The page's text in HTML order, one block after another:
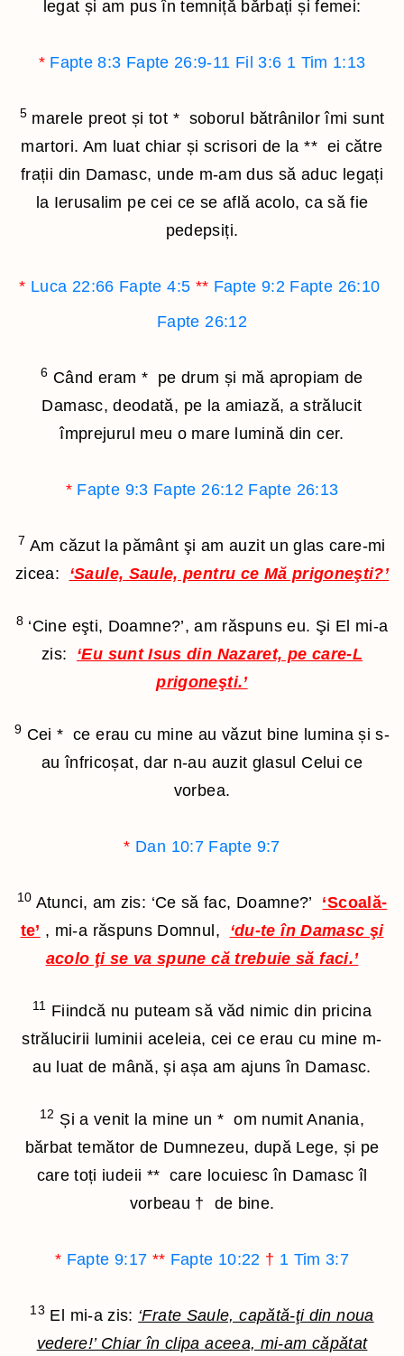
legat și am pus în temniță bărbați și femei:
* Fapte 8:3 Fapte 26:9-11 Fil 3:6 1 Tim 1:13
5marele preot și tot *soborul bătrânilor îmi sunt
martori. Am luat chiar și scrisori de la**ei către
frații din Damasc, unde m-am dus să aduc legați
la Ierusalim pe cei ce se află acolo, ca să fie
pedepsiți.
* Luca 22:66 Fapte 4:5 ** Fapte 9:2 Fapte 26:10
Fapte 26:12
6 Când eram *pe drum și mă apropiam de
Damasc, deodată, pe la amiază, a strălucit
împrejurul meu o mare lumină din cer.
* Fapte 9:3 Fapte 26:12 Fapte 26:13
7 Am căzut la pământ şi am auzit un glas care-mi
zicea: ‘Saule, Saule, pentru ce Mă prigoneşti?’
8 ‘Cine eşti, Doamne?’, am răspuns eu. Şi El mi-a
zis: ‘Eu sunt Isus din Nazaret, pe care-L
prigoneşti.’
9 Cei * ce erau cu mine au văzut bine lumina și s-
au înfricoșat, dar n-au auzit glasul Celui ce
vorbea.
* Dan 10:7 Fapte 9:7
10 Atunci, am zis: ‘Ce să fac, Doamne?’ ‘Scoală-
te’ , mi-a răspuns Domnul, ‘du-te în Damasc şi
acolo ţi se va spune că trebuie să faci.’
11 Fiindcă nu puteam să văd nimic din pricina
strălucirii luminii aceleia, cei ce erau cu mine m-
au luat de mână, și așa am ajuns în Damasc.
12 Și a venit la mine un* om numit Anania,
bărbat temător de Dumnezeu, după Lege, și pe
care toți iudeii ** care locuiesc în Damasc îl
vorbeau † de bine.
* Fapte 9:17 ** Fapte 10:22 † 1 Tim 3:7
13 El mi-a zis: ‘Frate Saule, capătă-ţi din noua
vedere!’ Chiar în clipa aceea, mi-am căpătat